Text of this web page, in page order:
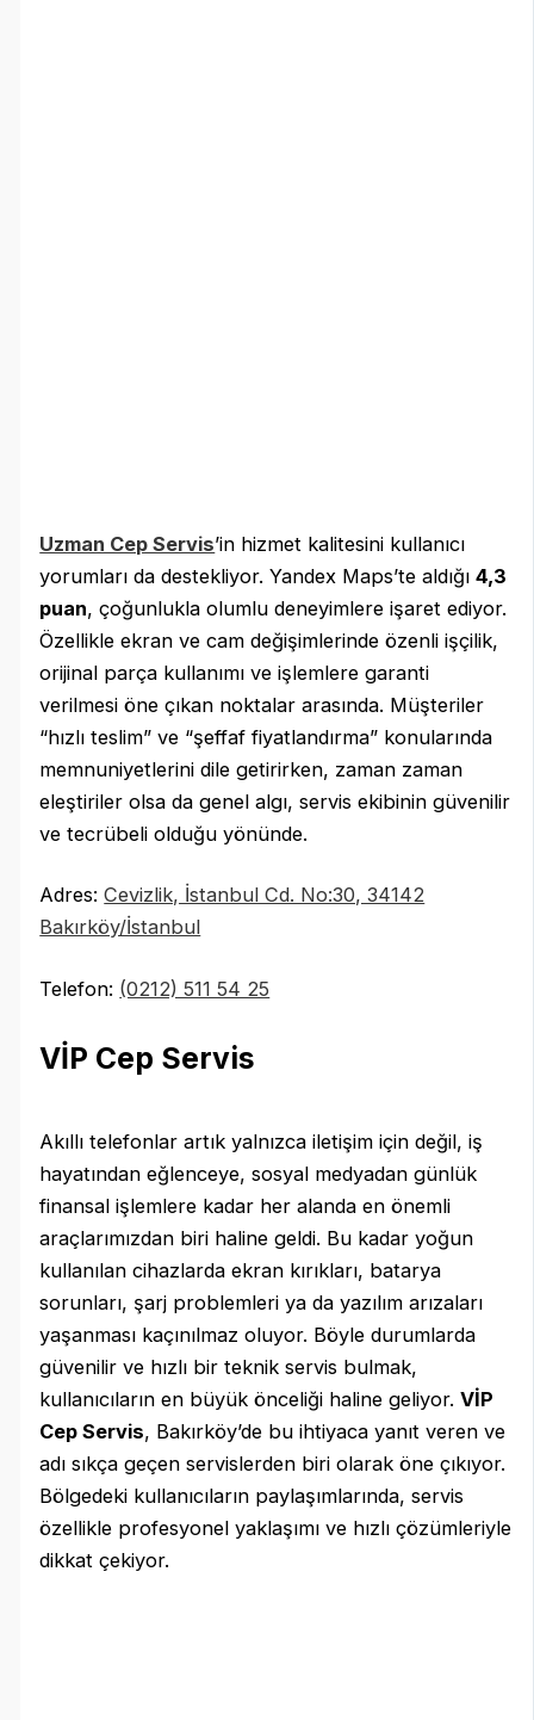
Uzman Cep Servis’in hizmet kalitesini kullanıcı
yorumları da destekliyor. Yandex Maps’te aldığı4,3
puan, çoğunlukla olumlu deneyimlere işaret ediyor.
Özellikle ekran ve cam değişimlerinde özenli işçilik,
orijinal parça kullanımı ve işlemlere garanti
verilmesi öne çıkan noktalar arasında. Müşteriler
“hızlı teslim” ve “şeffaf fiyatlandırma” konularında
memnuniyetlerini dile getirirken, zaman zaman
eleştiriler olsa da genel algı, servis ekibinin güvenilir
ve tecrübeli olduğu yönünde.
Adres:Cevizlik, İstanbul Cd. No:30, 34142
Bakırköy/İstanbul
Telefon: (0212) 511 54 25
VİP Cep Servis
Akıllı telefonlar artık yalnızca iletişim için değil, iş
hayatından eğlenceye, sosyal medyadan günlük
finansal işlemlere kadar her alanda en önemli
araçlarımızdan biri haline geldi. Bu kadar yoğun
kullanılan cihazlarda ekran kırıkları, batarya
sorunları, şarj problemleri ya da yazılım arızaları
yaşanması kaçınılmaz oluyor. Böyle durumlarda
güvenilir ve hızlı bir teknik servis bulmak,
kullanıcıların en büyük önceliği haline geliyor.VİP
Cep Servis, Bakırköy’de bu ihtiyaca yanıt veren ve
adı sıkça geçen servislerden biri olarak öne çıkıyor.
Bölgedeki kullanıcıların paylaşımlarında, servis
özellikle profesyonel yaklaşımı ve hızlı çözümleriyle
dikkat çekiyor.